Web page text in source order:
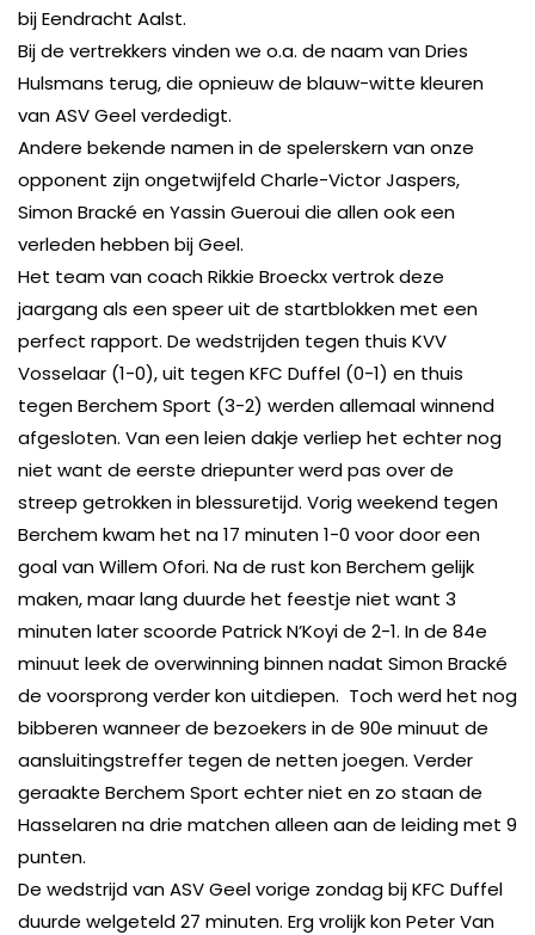
bij Eendracht Aalst.
Bij de vertrekkers vinden we o.a. de naam van Dries
Hulsmans terug, die opnieuw de blauw-witte kleuren
van ASV Geel verdedigt.
Andere bekende namen in de spelerskern van onze
opponent zijn ongetwijfeld Charle-Victor Jaspers,
Simon Bracké en Yassin Gueroui die allen ook een
verleden hebben bij Geel.
Het team van coach Rikkie Broeckx vertrok deze
jaargang als een speer uit de startblokken met een
perfect rapport. De wedstrijden tegen thuis KVV
Vosselaar (1-0), uit tegen KFC Duffel (0-1) en thuis
tegen Berchem Sport (3-2) werden allemaal winnend
afgesloten. Van een leien dakje verliep het echter nog
niet want de eerste driepunter werd pas over de
streep getrokken in blessuretijd. Vorig weekend tegen
Berchem kwam het na 17 minuten 1-0 voor door een
goal van Willem Ofori. Na de rust kon Berchem gelijk
maken, maar lang duurde het feestje niet want 3
minuten later scoorde Patrick N’Koyi de 2-1. In de 84e
minuut leek de overwinning binnen nadat Simon Bracké
de voorsprong verder kon uitdiepen. Toch werd het nog
bibberen wanneer de bezoekers in de 90e minuut de
aansluitingstreffer tegen de netten joegen. Verder
geraakte Berchem Sport echter niet en zo staan de
Hasselaren na drie matchen alleen aan de leiding met 9
punten.
De wedstrijd van ASV Geel vorige zondag bij KFC Duffel
duurde welgeteld 27 minuten. Erg vrolijk kon Peter Van